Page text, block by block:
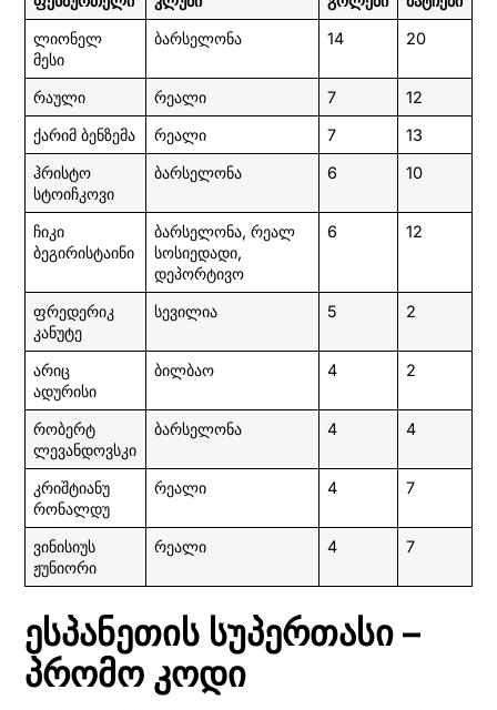
ლიონელ
მესი
ბარსელონა 14 20
რაული რეალი 7
12
ქარიმ ბენზემა
რეალი 7
13
ჰრისტო
სტოიჩკოვი
ბარსელონა 6 10
ჩიკი
ბეგირისტაინი
ბარსელონა, რეალ
სოსიედადი,
დეპორტივო
6 12
ფრედერიკ
კანუტე
სევილია 5 2
არიც
ადურისი
ბილბაო 4 2
რობერტ
ლევანდოვსკი
ბარსელონა 4 4
კრიშტიანუ
რონალდუ
რეალი 4 7
ვინისიუს
ჟუნიორი
რეალი 4 7
ესპანეთის სუპერთასი –
პრომო კოდი